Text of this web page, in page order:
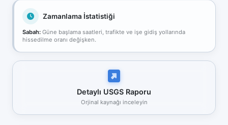
Zamanlama İstatistiği
Sabah: Güne başlama saatleri, trafikte ve işe gidiş yollarında
hissedilme oranı değişken.
Detaylı USGS Raporu
Orjinal kaynağı inceleyin